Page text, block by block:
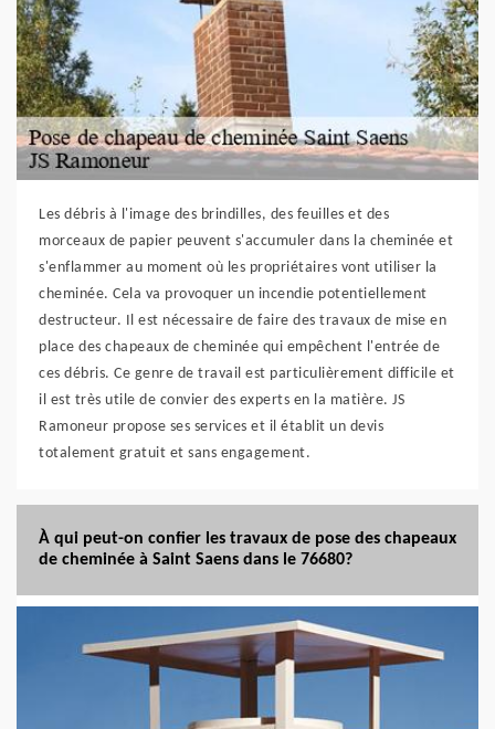
Les débris à l'image des brindilles, des feuilles et des
morceaux de papier peuvent s'accumuler dans la cheminée et
s'enflammer au moment où les propriétaires vont utiliser la
cheminée. Cela va provoquer un incendie potentiellement
destructeur. Il est nécessaire de faire des travaux de mise en
place des chapeaux de cheminée qui empêchent l'entrée de
ces débris. Ce genre de travail est particulièrement difficile et
il est très utile de convier des experts en la matière. JS
Ramoneur propose ses services et il établit un devis
totalement gratuit et sans engagement.
À qui peut-on confier les travaux de pose des chapeaux
de cheminée à Saint Saens dans le 76680?